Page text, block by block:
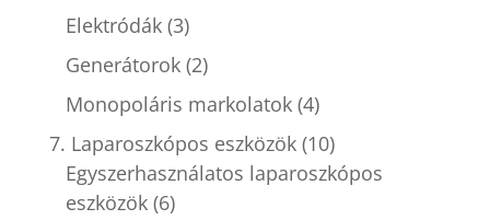
Elektródák (3)
Generátorok (2)
Monopoláris markolatok (4)
7. Laparoszkópos eszközök (10)
Egyszerhasználatos laparoszkópos
eszközök (6)